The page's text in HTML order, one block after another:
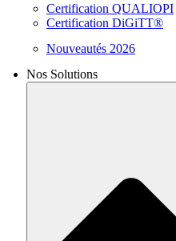
Certification QUALIOPI
Certification DiGiTT®
Nouveautés 2026
Nos Solutions